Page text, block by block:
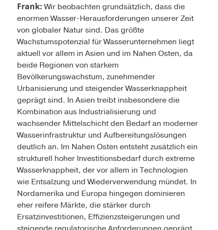
Frank:Wir beobachten grundsätzlich, dass die
enormen Wasser-Herausforderungen unserer Zeit
von globaler Natur sind. Das größte
Wachstumspotenzial für Wasserunternehmen liegt
aktuell vor allem in Asien und im Nahen Osten, da
beide Regionen von starkem
Bevölkerungswachstum, zunehmender
Urbanisierung und steigender Wasserknappheit
geprägt sind. In Asien treibt insbesondere die
Kombination aus Industrialisierung und
wachsender Mittelschicht den Bedarf an moderner
Wasserinfrastruktur und Aufbereitungslösungen
deutlich an. Im Nahen Osten entsteht zusätzlich ein
strukturell hoher Investitionsbedarf durch extreme
Wasserknappheit, der vor allem in Technologien
wie Entsalzung und Wiederverwendung mündet. In
Nordamerika und Europa hingegen dominieren
eher reifere Märkte, die stärker durch
Ersatzinvestitionen, Effizienzsteigerungen und